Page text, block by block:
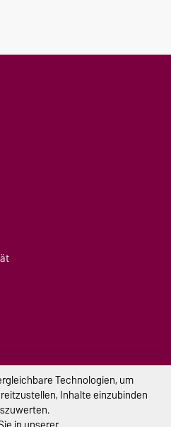
Technologien, um
Inhalte einzubinden